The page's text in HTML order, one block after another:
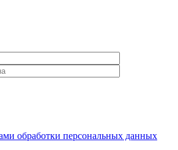
обработки персональных данных